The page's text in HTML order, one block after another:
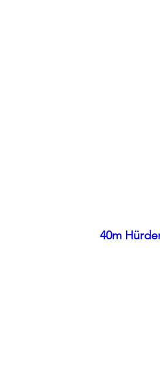
40m